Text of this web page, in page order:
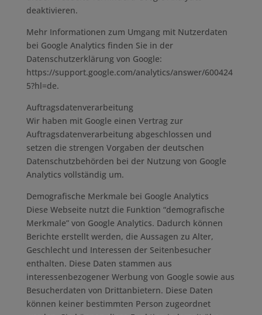
deaktivieren.
Mehr Informationen zum Umgang mit Nutzerdaten
bei Google Analytics finden Sie in der
Datenschutzerklärung von Google:
https://support.google.com/analytics/answer/600424
5?hl=de.
Auftragsdatenverarbeitung
Wir haben mit Google einen Vertrag zur
Auftragsdatenverarbeitung abgeschlossen und
setzen die strengen Vorgaben der deutschen
Datenschutzbehörden bei der Nutzung von Google
Analytics vollständig um.
Demografische Merkmale bei Google Analytics
Diese Webseite nutzt die Funktion “demografische
Merkmale” von Google Analytics. Dadurch können
Berichte erstellt werden, die Aussagen zu Alter,
Geschlecht und Interessen der Seitenbesucher
enthalten. Diese Daten stammen aus
interessenbezogener Werbung von Google sowie aus
Besucherdaten von Drittanbietern. Diese Daten
können keiner bestimmten Person zugeordnet